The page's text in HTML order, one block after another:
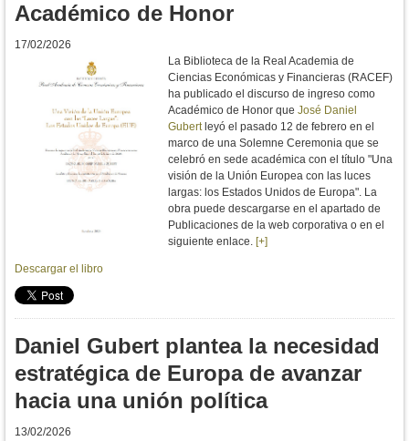
Académico de Honor
17/02/2026
La Biblioteca de la Real Academia de
Ciencias Económicas y Financieras (RACEF)
ha publicado el discurso de ingreso como
Académico de Honor que José Daniel
Gubertleyó el pasado 12 de febrero en el
marco de una Solemne Ceremonia que se
celebró en sede académica con el título "Una
visión de la Unión Europea con las luces
largas: los Estados Unidos de Europa". La
obra puede descargarse en el apartado de
Publicaciones de la web corporativa o en el
siguiente enlace. [+]
Descargar el libro
Daniel Gubert plantea la necesidad
estratégica de Europa de avanzar
hacia una unión política
13/02/2026